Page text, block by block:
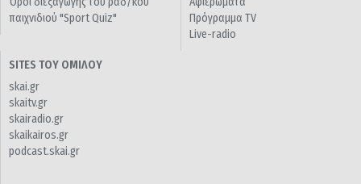
παιχνιδιού "Sport Quiz"
Πρόγραμμα TV
Live-radio
SITES ΤΟΥ ΟΜΙΛΟΥ
skai.gr
skaitv.gr
skairadio.gr
skaikairos.gr
podcast.skai.gr